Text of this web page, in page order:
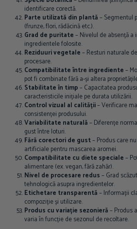
identificare corectă.
Parte utilizată din plantă– Segmentul
(frunze, flori, rădăcină etc.).
Grad de puritate– Nivelul de absență a
ingredientele folosite.
Reziduuri vegetale– Resturi naturale
procesare.
Compatibilitate între ingrediente–
pot fi combinate fără a-și altera
Stabilitate în timp– Capacitatea
caracteristicile inițiale pe durata utilizării.
Control vizual al calității– Verificare
consistenței produsului.
Variabilitate naturală– Diferențe
gust între loturi.
Fără corectori de gust– Produs care
artificiale pentru mascarea aromei.
Compatibilitate cu diete speciale–
alimentare (ex. vegan, fără zahăr).
Nivel de procesare redus– Grad
tehnologică asupra ingredientelor.
Etichetare transparentă– Informații
compoziție și utilizare.
Produs cu variație sezonieră– Produs
varia în funcție de sezonul de recoltare.